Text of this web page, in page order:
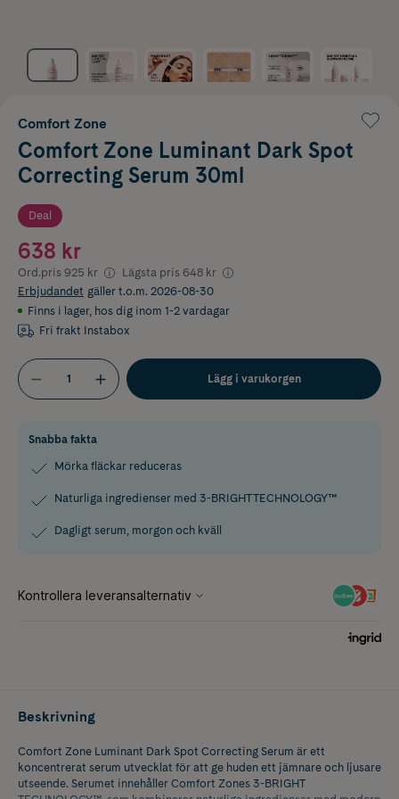
Comfort Zone
Comfort Zone Luminant Dark Spot
Correcting Serum 30ml
Deal
638 kr
Ord.pris 925 kr Lägsta pris 648 kr
Erbjudandet gäller t.o.m. 2026-08-30
Finns i lager, hos dig inom 1-2 vardagar
Fri frakt Instabox
Lägg i varukorgen
Snabba fakta
Mörka fläckar reduceras
Naturliga ingredienser med 3-BRIGHT TECHNOLOGY™
Dagligt serum, morgon och kväll
Beskrivning
Comfort Zone Luminant Dark Spot Correcting Serum är ett
koncentrerat serum utvecklat för att ge huden ett jämnare och ljusare
utseende. Serumet innehåller Comfort Zones 3-BRIGHT